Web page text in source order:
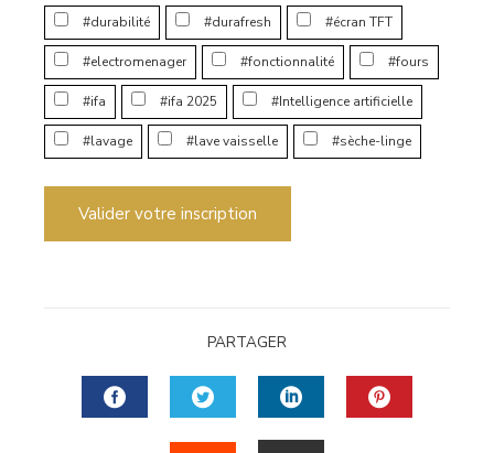
#durabilité #durafresh #écran TFT
#electromenager #fonctionnalité #fours
#ifa #ifa 2025 #Intelligence artificielle
#lavage #lave vaisselle #sèche-linge
Valider votre inscription
PARTAGER
FACEBOOKTWITTERLINKEDIN